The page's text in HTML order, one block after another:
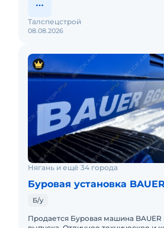
08.08.2026
Талспецстрой
Нягань и ещё 34 города
Буровая установка
Б/у
Продается Буровая машина BAUER